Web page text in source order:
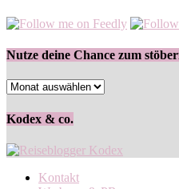
Nutze deine Chance zum
Nutze
Chance
zum
stöbern
Kodex & co.
Kontakt